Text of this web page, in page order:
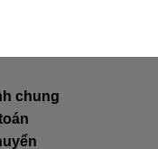
chung